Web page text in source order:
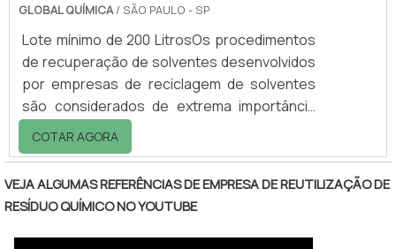
GLOBAL QUÍMICA/ SÃO PAULO - SP
Lote mínimo de 200 LitrosOs procedimentos
de recuperação de solventes desenvolvidos
por empresas de reciclagem de solventes
são considerados de extrema importância
para a redução de impactos no meio
ambiente e garantir uma destinação
sustentável e ecologicamente correta para
esse material tão nocivo, se descartado de
maneira inadequada. Destinado aos
solventes de todos os tipos que já tenham
COTAR AGORA
VEJA ALGUMAS REFERÊNCIAS DE EMPRESA DE REUTILIZAÇÃO DE
RESÍDUO QUÍMICO NO YOUTUBE